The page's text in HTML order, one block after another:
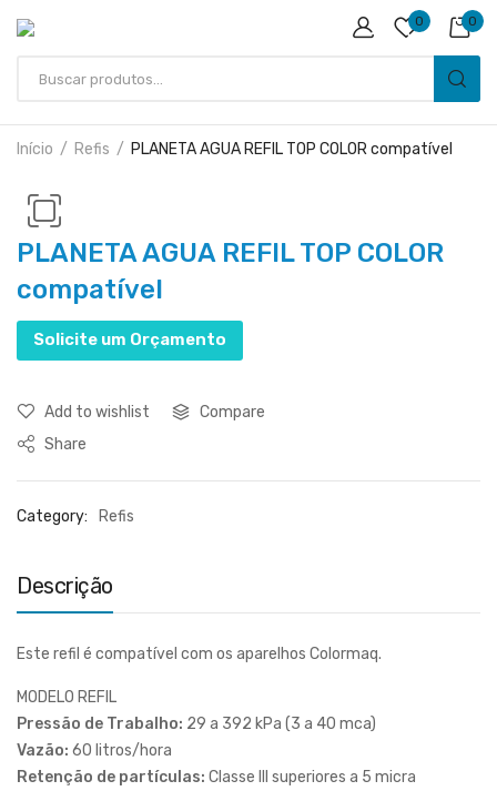
0 0
Início Refis PLANETA AGUA REFIL TOP COLOR compatível
PLANETA AGUA REFIL TOP COLOR
compatível
Solicite um Orçamento
Add to wishlist
Compare
Share
Category: Refis
Descrição
Este refil é compatível com os aparelhos Colormaq.
MODELO REFIL
Pressão de Trabalho: 29 a 392 kPa (3 a 40 mca)
Vazão: 60 litros/hora
Retenção de partículas: Classe III superiores a 5 micra